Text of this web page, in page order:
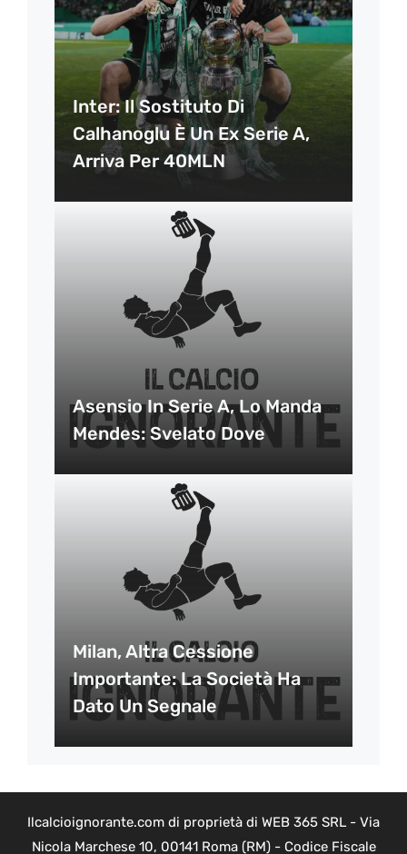
Inter: Il Sostituto Di
Calhanoglu È Un Ex Serie A,
Arriva Per 40MLN
Asensio In Serie A, Lo Manda
Mendes: Svelato Dove
Milan, Altra Cessione
Importante: La Società Ha
Dato Un Segnale
Ilcalcioignorante.com di proprietà di WEB 365 SRL - Via
Nicola Marchese 10, 00141 Roma (RM) - Codice Fiscale